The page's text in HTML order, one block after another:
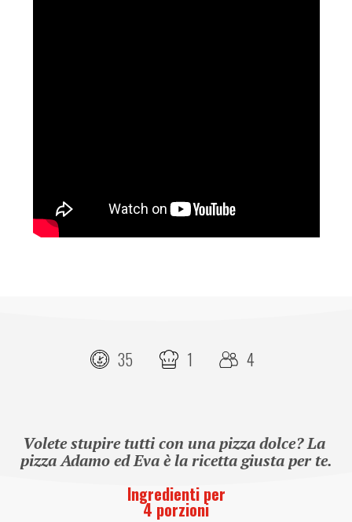
35 1 4
Volete stupire tutti con una pizza dolce? La
pizza Adamo ed Eva è la ricetta giusta per te.
Ingredienti per
4 porzioni